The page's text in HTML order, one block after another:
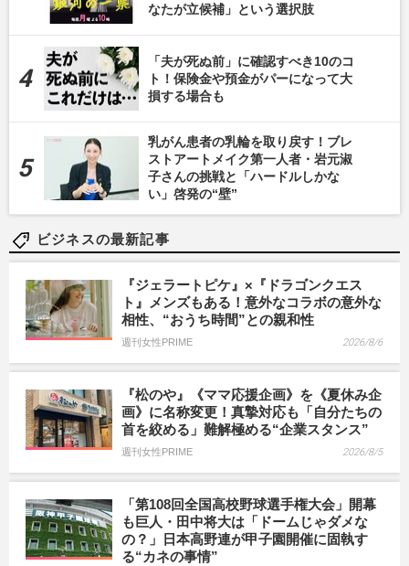
なたが立候補」という選択肢
「夫が死ぬ前」に確認すべき10のコ
ト！保険金や預金がパーになって大
損する場合も
乳がん患者の乳輪を取り戻す！ブレ
ストアートメイク第一人者・岩元淑
子さんの挑戦と「ハードルしかな
い」啓発の“壁”
ビジネスの最新記事
『ジェラートピケ』×『ドラゴンクエス
ト』メンズもある！意外なコラボの意外な
相性、“おうち時間”との親和性
週刊女性PRIME 2026/8/6
『松のや』《ママ応援企画》を《夏休み企
画》に名称変更！真摯対応も「自分たちの
首を絞める」難解極める“企業スタンス”
週刊女性PRIME 2026/8/5
「第108回全国高校野球選手権大会」開幕
も巨人・田中将大は「ドームじゃダメな
の？」日本高野連が甲子園開催に固執す
る“カネの事情”